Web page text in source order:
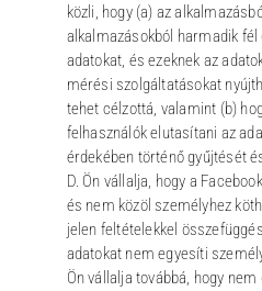
közli, hogy (a) az
alkalmazásokból harmadik fél
adatokat, és ezeknek az
mérési szolgáltatásokat
tehet célzottá, valamint (b)
felhasználók elutasítani az
érdekében történő gyűjtését
D. Ön vállalja, hogy a
és nem közöl személyhez
jelen feltételekkel
adatokat nem egyesíti
Ön vállalja továbbá, hogy